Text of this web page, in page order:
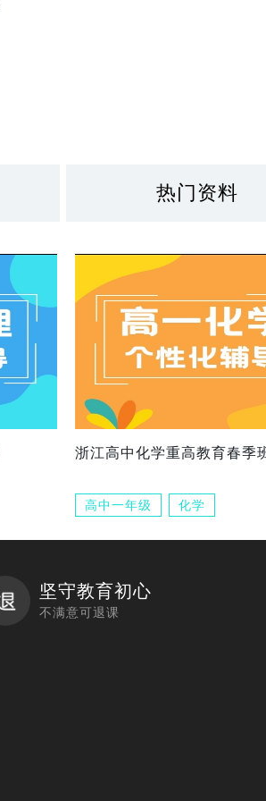
热门资料
浙江高中化学重高教育春季
高中一年级 化学
坚守教育初心
不满意可退课